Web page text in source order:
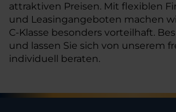
attraktiven Preisen. Mit flexiblen
und Leasingangeboten machen
C-Klasse besonders vorteilhaft.
und lassen Sie sich von unserem
individuell beraten.